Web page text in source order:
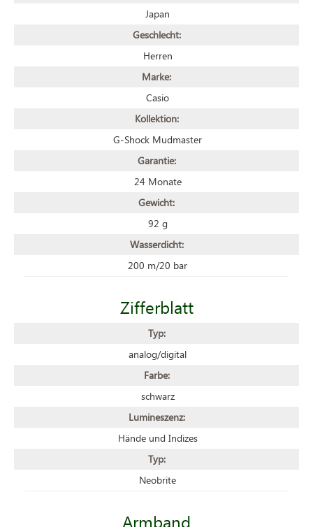
Japan
Geschlecht:
Herren
Marke:
Casio
Kollektion:
G-Shock Mudmaster
Garantie:
24 Monate
Gewicht:
92 g
Wasserdicht:
200 m/20 bar
Zifferblatt
Typ:
analog/digital
Farbe:
schwarz
Lumineszenz:
Hände und Indizes
Typ:
Neobrite
Armband